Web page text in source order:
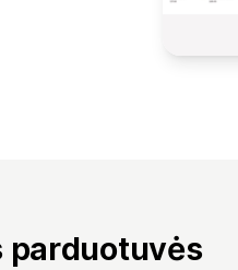
parduotuvės